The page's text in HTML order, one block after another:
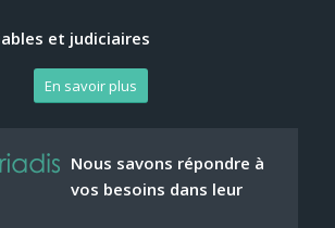
et judiciaires
En savoir plus
Nous savons répondre à
vos besoins dans leur